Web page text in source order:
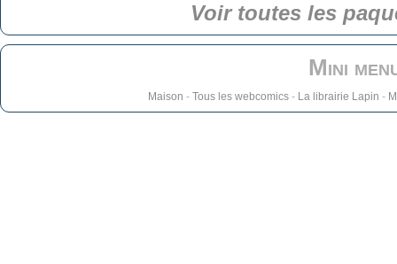
Voir toutes les
Mini
Maison - Tous les webcomics- La librairie Lapin -